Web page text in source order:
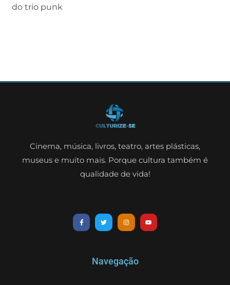
do trio punk
Cinema, música, livros, teatro, artes plásticas,
museus e muito mais. Porque cultura também é
qualidade de vida!
Navegação